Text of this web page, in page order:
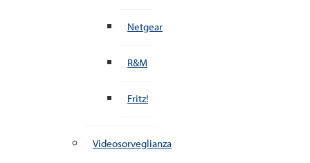
Netgear
R&M
Fritz!
Videosorveglianza